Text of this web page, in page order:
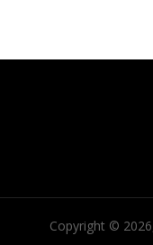
Copyright ©